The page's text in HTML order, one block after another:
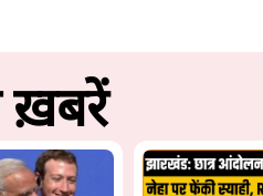
ख़बरें